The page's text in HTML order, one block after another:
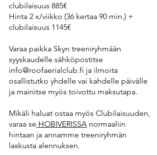
clubilaisuus 885€
Hinta 2 x/viikko (36 kertaa 90 min.) +
clubilaisuus 1145€
Varaa paikka Skyn treeniryhmään
syyskaudelle sähköpostitse
info@roofaerialclub.fi ja ilmoita
osallistutko yhdelle vai kahdelle päivälle
ja mainitse myös toivottu maksutapa.
Mikäli haluat ostaa myös Clubilaisuuden,
varaa se HOBIVERISSA normaaliin
hintaan ja annamme treeniryhmän
laskusta alennuksen.